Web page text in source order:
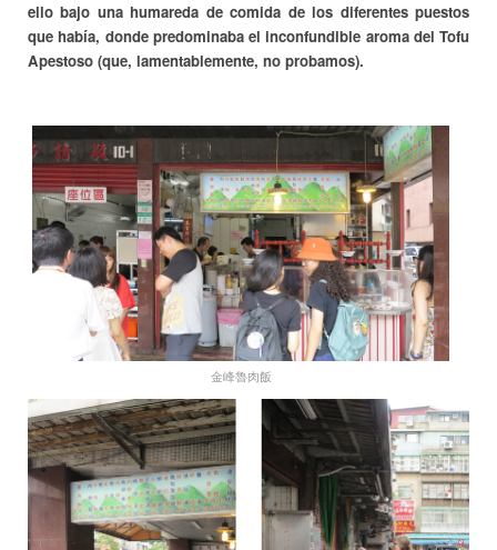
ello bajo una humareda de comida de los diferentes puestos
que había, donde predominaba el inconfundible aroma del Tofu
Apestoso (que, lamentablemente, no probamos).
金峰魯肉飯